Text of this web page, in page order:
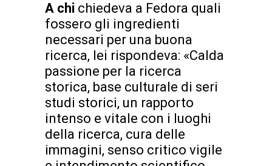
A chi chiedeva a Fedora quali
fossero gli ingredienti
necessari per una buona
ricerca, lei rispondeva: «Calda
passione per la ricerca
storica, base culturale di seri
studi storici, un rapporto
intenso e vitale con i luoghi
della ricerca, cura delle
immagini, senso critico vigile